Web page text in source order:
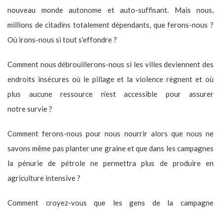
nouveau monde autonome et auto-suffisant. Mais nous,
millions de citadins totalement dépendants, que ferons-nous ?
Où irons-nous si tout s’effondre ?
Comment nous débrouillerons-nous si les villes deviennent des
endroits insécures où le pillage et la violence règnent et où
plus aucune ressource n’est accessible pour assurer
notre survie ?
Comment ferons-nous pour nous nourrir alors que nous ne
savons même pas planter une graine et que dans les campagnes
la pénurie de pétrole ne permettra plus de produire en
agriculture intensive ?
Comment croyez-vous que les gens de la campagne